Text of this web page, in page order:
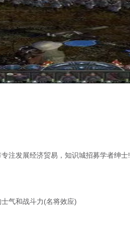
注发展经济贸易，知识城招募学者绅士!
气和战斗力(名将效应)